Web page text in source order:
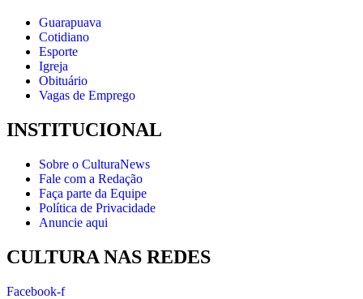
Guarapuava
Cotidiano
Esporte
Igreja
Obituário
Vagas de Emprego
INSTITUCIONAL
Sobre o CulturaNews
Fale com a Redação
Faça parte da Equipe
Política de Privacidade
Anuncie aqui
CULTURA NAS REDES
Facebook-f